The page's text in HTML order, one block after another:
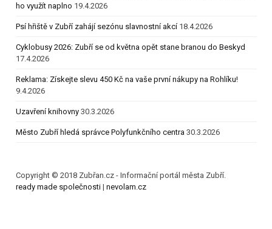
ho využít naplno 19.4.2026
Psí hřiště v Zubří zahájí sezónu slavnostní akcí 18.4.2026
Cyklobusy 2026: Zubří se od května opět stane branou do Beskyd
17.4.2026
Reklama: Získejte slevu 450 Kč na vaše první nákupy na Rohlíku!
9.4.2026
Uzavření knihovny 30.3.2026
Město Zubří hledá správce Polyfunkčního centra 30.3.2026
Copyright © 2018 Zubřan.cz - Informační portál města Zubří.
ready made společnosti | nevolam.cz